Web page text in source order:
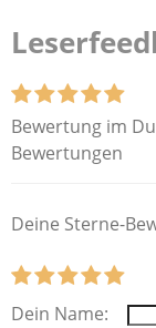
Bewertung im
Bewertungen
Deine Sterne-
Dein Name: